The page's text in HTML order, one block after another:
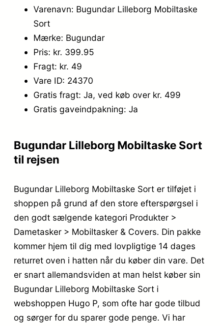
5
.
Varenavn: Bugundar Lilleborg Mobiltaske
Sort
Mærke: Bugundar
Pris: kr. 399.95
Fragt: kr. 49
Vare ID: 24370
Gratis fragt: Ja, ved køb over kr. 499
Gratis gaveindpakning: Ja
Bugundar Lilleborg Mobiltaske Sort
til rejsen
Bugundar Lilleborg Mobiltaske Sort er tilføjet i
shoppen på grund af den store efterspørgsel i
den godt sælgende kategori Produkter >
Dametasker > Mobiltasker & Covers. Din pakke
kommer hjem til dig med lovpligtige 14 dages
returret oven i hatten når du køber din vare. Det
er snart allemandsviden at man helst køber sin
Bugundar Lilleborg Mobiltaske Sort i
webshoppen Hugo P, som ofte har gode tilbud
og sørger for du sparer gode penge. Vi har